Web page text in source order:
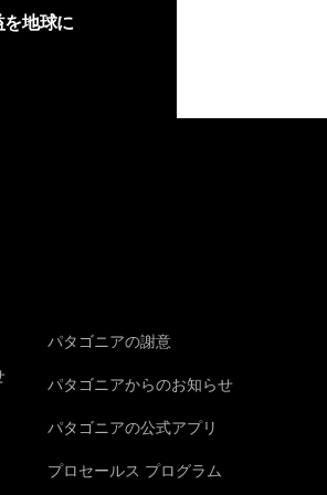
地球に
パタゴニアの謝意
パタゴニアからのお知らせ
パタゴニアの公式アプリ
プロセールス プログラム